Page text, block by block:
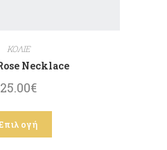
ΚΟΛΙΕ
Necklace
25.00€